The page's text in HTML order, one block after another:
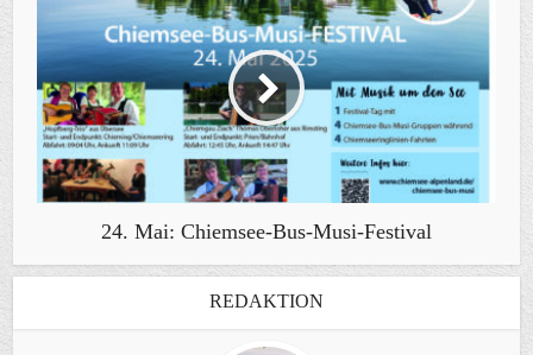
24. Mai: Chiemsee-Bus-Musi-Festival
REDAKTION